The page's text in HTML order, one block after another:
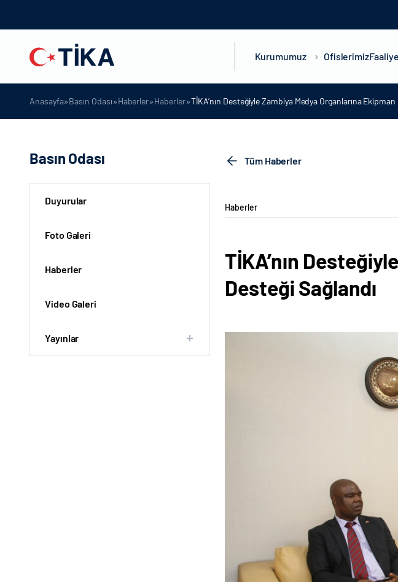
Kurumumuz Ofislerimiz
Anasayfa»Basın Odası»Haberler»Haberler»TİKA’nın Desteğiyle Zambiya Medya Organlarına Ekipman
Basın Odası
Duyurular
Foto Galeri
Haberler
Video Galeri
Yayınlar
Tüm Haberler
Haberler
TİKA’nın
Desteği Sağlandı